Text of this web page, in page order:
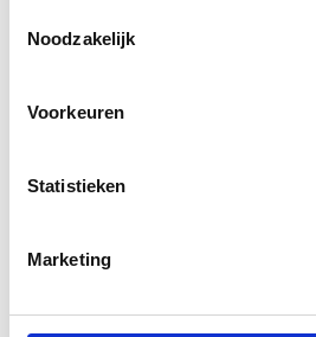
We slaan je cookievoorkeur op in
Noodzakelijk
Voorkeuren
Statistieken
Marketing